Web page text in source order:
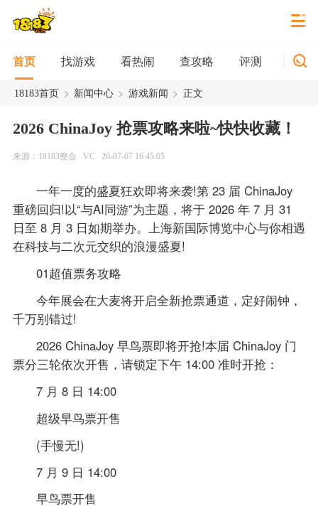
首页 找游戏 看热闹 查攻略 评测 新游
18183首页 > 新闻中心 > 游戏新闻 > 正文
2026 ChinaJoy 抢票攻略来啦~快快收藏！
来源：18183整合 VC 26-07-07 16:45:05
一年一度的盛夏狂欢即将来袭!第 23 届 ChinaJoy
重磅回归!以“与AI同游”为主题，将于 2026 年 7 月 31
日至 8 月 3 日如期举办。上海新国际博览中心与你相遇
在科技与二次元交织的浪漫盛夏!
01超值票务攻略
今年展会在大麦将开启全新抢票通道，定好闹钟，
千万别错过!
2026 ChinaJoy 早鸟票即将开抢!本届 ChinaJoy 门
票分三轮依次开售，请锁定下午 14:00 准时开抢：
7 月 8 日 14:00
超级早鸟票开售
(手慢无!)
7 月 9 日 14:00
早鸟票开售